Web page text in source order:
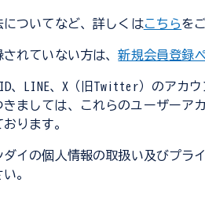
ついてなど、詳しくはこちらを
れていない方は、新規会員登録
、LINE、X（旧Twitter）のアカ
きましては、これらのユーザーア
ります。
イの個人情報の取扱い及びプラ
。